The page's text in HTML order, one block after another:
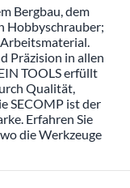
Bergbau, dem
Hobbyschrauber;
Präzision in allen
TOOLS erfüllt
Qualität,
SECOMP ist der
Erfahren Sie
die Werkzeuge